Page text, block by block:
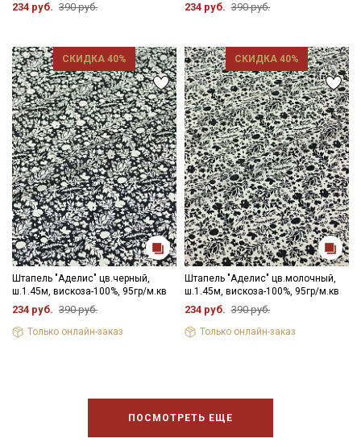
234 руб. 390 руб. 234 руб. 390 руб.
СКИДКА 40%
Штапель "Аделис" цв.черный,
ш.1.45м, вискоза-100%, 95гр/м.кв
234 руб. 390 руб.
Только онлайн-заказ
СКИДКА 40%
Штапель "Аделис" цв.молочный,
ш.1.45м, вискоза-100%, 95гр/м.кв
234 руб. 390 руб.
Только онлайн-заказ
ПОСМОТРЕТЬ ЕЩЕ